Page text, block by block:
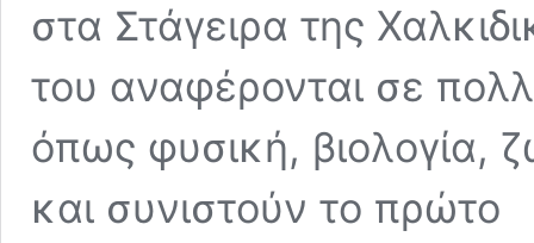
στα Στάγειρα της
του αναφέρονται σε
όπως φυσική, βιολογία,
και συνιστούν το πρώτο